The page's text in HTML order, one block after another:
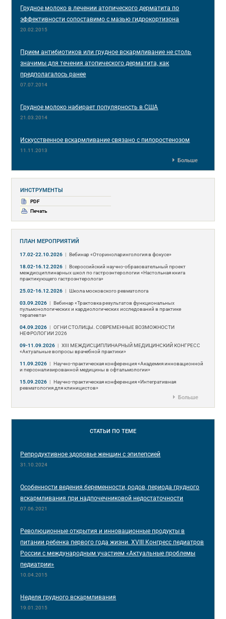
Грудное молоко в лечении атопического дерматита по
эффективности сопоставимо с мазью гидрокортизона
20.02.2015
Прием антибиотиков или грудное вскармливание не столь
значимы для течения атопического дерматита, как
предполагалось ранее
07.07.2014
Грудное молоко набирает популярность в США
21.03.2014
Искусственное вскармливание связано с пилоростенозом
11.11.2013
Больше
ИНСТРУМЕНТЫ
PDF
Печать
ПЛАН МЕРОПРИЯТИЙ
17.02-22.10.2026 | Вебинар «Оториноларингология в фокусе»
18.02-16.12.2026 | Всероссийский научно-образовательный проект
междисциплинарных школ по гастроэнтерологии «Настольная книга
практикующего гастроэнтеролога»
25.02-16.12.2026 | Школа московского ревматолога
03.09.2026 | Вебинар «Трактовка результатов функциональных
пульмонологических и кардиологических исследований в практике
терапевта»
04.09.2026 | ОГНИ СТОЛИЦЫ. СОВРЕМЕННЫЕ ВОЗМОЖНОСТИ
НЕФРОЛОГИИ 2026
09-11.09.2026 | ХIII МЕЖДИСЦИПЛИНАРНЫЙ МЕДИЦИНСКИЙ КОНГРЕСС
«Актуальные вопросы врачебной практики»
11.09.2026 | Научно-практическая конференция «Академия инновационной
и персонализированной медицины в офтальмологии»
15.09.2026 | Научно-практическая конференция «Интегративная
ревматология для клиницистов»
Больше
СТАТЬИ ПО ТЕМЕ
Репродуктивное здоровье женщин с эпилепсией
31.10.2024
Особенности ведения беременности, родов, периода грудного
вскармливания при надпочечниковой недостаточности
07.06.2021
Революционные открытия и инновационные продукты в
питании ребенка первого года жизни. ХVIII Конгресс педиатров
России с международным участием «Актуальные проблемы
педиатрии»
10.04.2015
Неделя грудного вскармливания
19.01.2015